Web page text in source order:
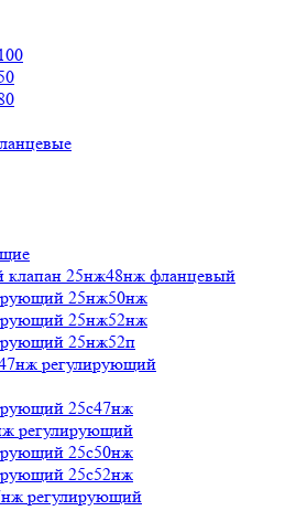
клапан 25нж48нж фланцевый
25нж50нж
25нж52нж
25нж52п
регулирующий
25с47нж
регулирующий
25с50нж
25с52нж
регулирующий